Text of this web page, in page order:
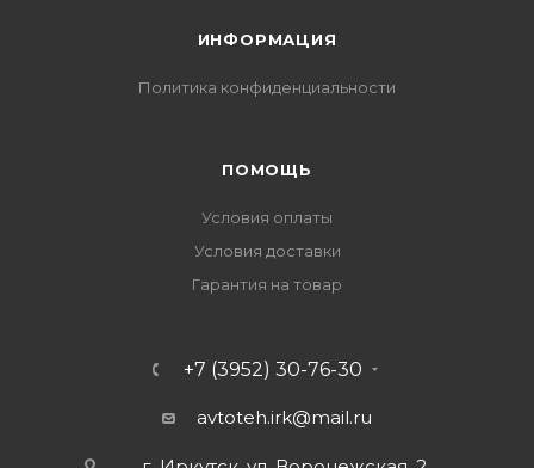
ИНФОРМАЦИЯ
Политика конфиденциальности
ПОМОЩЬ
Условия оплаты
Условия доставки
Гарантия на товар
+7 (3952) 30-76-30
avtoteh.irk@mail.ru